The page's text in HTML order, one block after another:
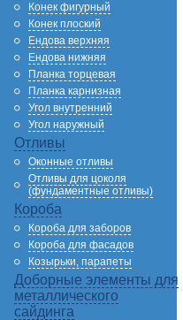
Конек фигурный
Конек плоский
Ендова верхняя
Ендова нижняя
Планка торцевая
Планка карнизная
Угол внутренний
Угол наружный
Отливы
Оконные отливы
Отливы для цоколя
(фундаментные отливы)
Короба
Короба для заборов
Короба для фасадов
Козырьки, парапеты
Доборные элементы для
металлического
сайдинга